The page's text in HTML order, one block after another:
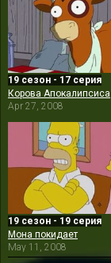
19 сезон - 17 серия
Корова Апокалипсиса
Apr 27, 2008
19 сезон - 19 серия
Мона покидает
May 11, 2008